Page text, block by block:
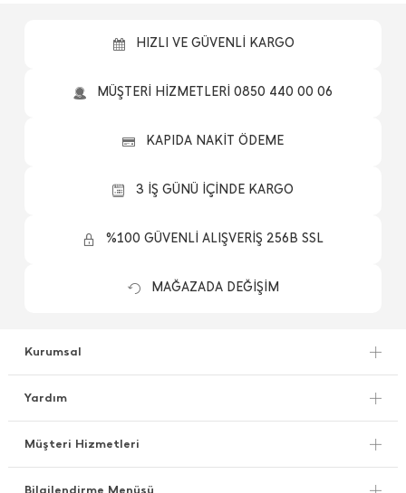
HIZLI VE GÜVENLİ KARGO
MÜŞTERİ HİZMETLERİ 0850 440 00 06
KAPIDA NAKİT ÖDEME
3 İŞ GÜNÜ İÇİNDE KARGO
%100 GÜVENLİ ALIŞVERİŞ 256B SSL
MAĞAZADA DEĞİŞİM
Kurumsal
Yardım
Müşteri Hizmetleri
Bilgilendirme Menüsü